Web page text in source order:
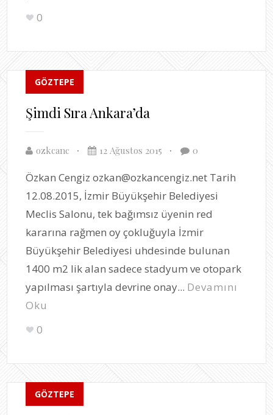
0
GÖZTEPE
Şimdi Sıra Ankara’da
ozkcanc 12 Ağustos 2015 0
Özkan Cengiz ozkan@ozkancengiz.net Tarih
12.08.2015, İzmir Büyükşehir Belediyesi
Meclis Salonu, tek bağımsız üyenin red
kararına rağmen oy çokluğuyla İzmir
Büyükşehir Belediyesi uhdesinde bulunan
1400 m2 lik alan sadece stadyum ve otopark
yapılması şartıyla devrine onay... Devamını
Oku
0
GÖZTEPE